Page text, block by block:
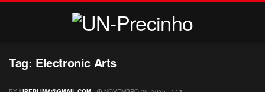
Tag: Electronic Arts